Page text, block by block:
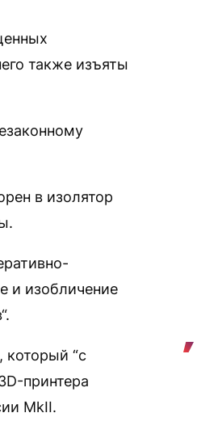
также изъяты
в изолятор
и изобличение
который “с
принтера
MkII.